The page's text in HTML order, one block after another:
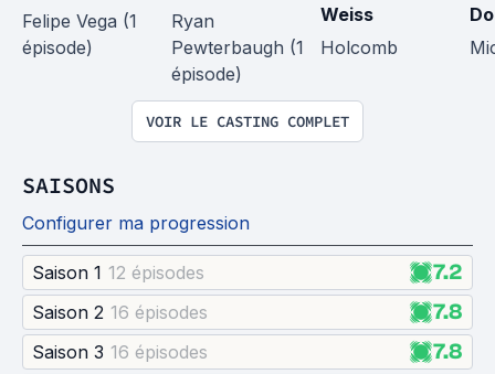
Felipe Vega (1
épisode)
Ryan
Pewterbaugh (1
épisode)
Weiss
Holcomb
VOIR LE CASTING COMPLET
SAISONS
Configurer ma progression
Saison 1 12 épisodes 7.2
Saison 2 16 épisodes 7.8
Saison 3 16 épisodes 7.8